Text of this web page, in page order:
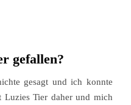
gefallen?
gesagt und ich konnte
Luzies Tier daher und mich